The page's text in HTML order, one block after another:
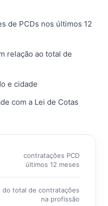
de PCDs nos últimos 12
relação ao total de
e cidade
com a Lei de Cotas
contratações PCD
últimos 12 meses
do total de contratações
na profissão